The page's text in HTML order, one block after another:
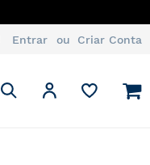
Entrar Criar Conta
Pesquisa
Pesquisa
Minha Conta